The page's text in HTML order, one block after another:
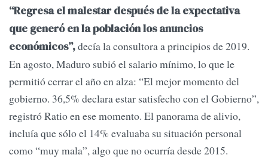
“Regresa el malestar después de la expectativa
que generó en la población los anuncios
económicos”,decía la consultora a principios de 2019.
En agosto, Maduro subió el salario mínimo, lo que le
permitió cerrar el año en alza: “El mejor momento del
gobierno. 36,5% declara estar satisfecho con el Gobierno”,
registró Ratio en ese momento. El panorama de alivio,
incluía que sólo el 14% evaluaba su situación personal
como “muy mala”, algo que no ocurría desde 2015.